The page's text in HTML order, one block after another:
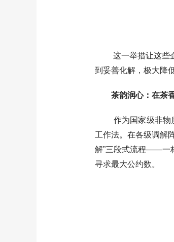
这一举措让这些企
到妥善化解，极大降
茶韵润心：在茶香
作为国家级非物质
工作法。在各级调解
解”三段式流程——一
寻求最大公约数。